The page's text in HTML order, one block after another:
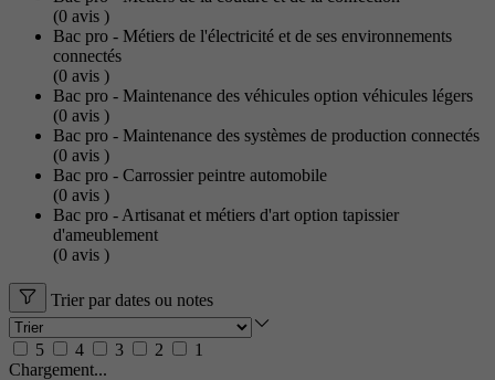
(0 avis )
Bac pro - Métiers de l'électricité et de ses environnements
connectés
(0 avis )
Bac pro - Maintenance des véhicules option véhicules légers
(0 avis )
Bac pro - Maintenance des systèmes de production connectés
(0 avis )
Bac pro - Carrossier peintre automobile
(0 avis )
Bac pro - Artisanat et métiers d'art option tapissier
d'ameublement
(0 avis )
Trier par dates ou notes
5 4 3 2
1
Chargement...